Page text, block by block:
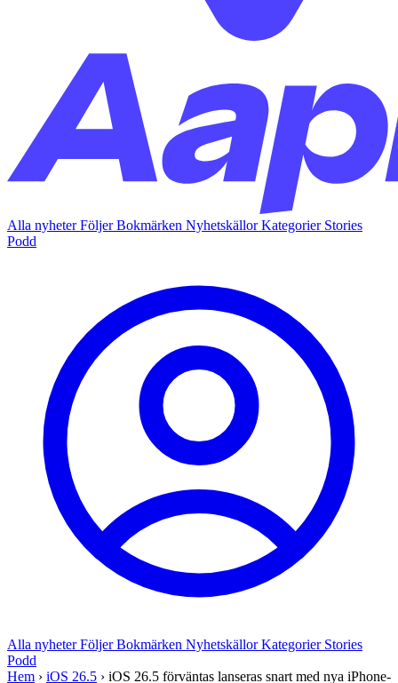
Alla nyheterFöljerBokmärken NyhetskällorKategorier Stories
Podd
Alla nyheterFöljerBokmärken NyhetskällorKategorier Stories
Podd
Hem › iOS 26.5 › iOS 26.5 förväntas lanseras snart med nya iPhone-